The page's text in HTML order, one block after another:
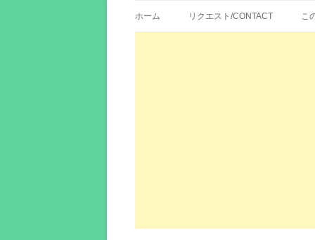
エイカシ | 洋楽歌詞
ホーム リクエスト/CONTACT こ